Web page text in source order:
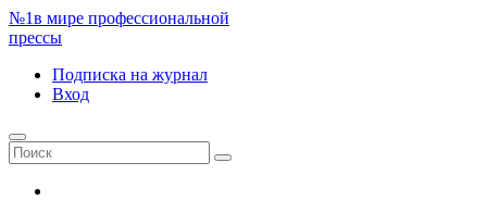
№1в мире профессиональной
прессы
Подписка на журнал
Вход